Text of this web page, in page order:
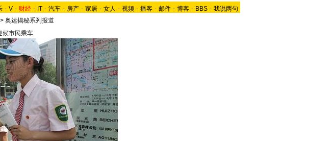
- V - 财经 - IT - 汽车 - 房产 - 家居 - 女人 - 视频 - 播客 - 邮件 - 博客 - BBS - 我说两句
奥运揭秘系列报道
候市民乘车